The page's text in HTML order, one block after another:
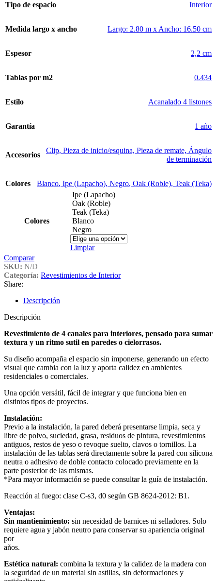
Tipo de espacio Interior
Medida largo x ancho Largo: 2.80 m x Ancho: 16.50 cm
Espesor 2,2 cm
Tablas por m2 0.434
Estilo Acanalado 4 listones
Garantía 1 año
Accesorios
Clip, Pieza de inicio/esquina, Pieza de remate, Ángulo
de terminación
Colores Blanco, Ipe (Lapacho), Negro, Oak (Roble), Teak (Teka)
Colores
Ipe (Lapacho)
Oak (Roble)
Teak (Teka)
Blanco
Negro
Limpiar
Comparar
SKU: N/D
Categoría: Revestimientos de Interior
Share:
Descripción
Descripción
Revestimiento de 4 canales para interiores, pensado para sumar
textura y un ritmo sutil en paredes o cielorrasos.
Su diseño acompaña el espacio sin imponerse, generando un efecto
visual que cambia con la luz y aporta calidez en ambientes
residenciales o comerciales.
Una opción versátil, fácil de integrar y que funciona bien en
distintos tipos de proyectos.
Instalación:
Previo a la instalación, la pared deberá presentarse limpia, seca y
libre de polvo, suciedad, grasa, residuos de pintura, revestimientos
antiguos, restos de yeso o revoque suelto, clavos o tornillos. La
instalación de las tablas será directamente sobre la pared con silicona
neutra o adhesivo de doble contacto colocado previamente en la
parte posterior de las mismas.
*Para mayor información se puede consultar la guía de instalación.
Reacción al fuego: clase C-s3, d0 según GB 8624-2012: B1.
Ventajas:
Sin mantienimiento: sin necesidad de barnices ni selladores. Solo
requiere agua y jabón neutro para conservar su apariencia original
por
años.
Estética natural: combina la textura y la calidez de la madera con
la seguridad de un material sin astillas, sin deformaciones y